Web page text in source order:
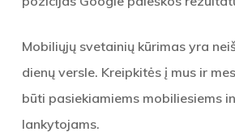
Mobiliųjų svetainių kūrimas yra
dienų versle. Kreipkitės į mus ir
būti pasiekiamiems mobiliesiems
lankytojams.